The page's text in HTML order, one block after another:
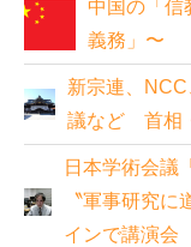
中国の「
義務」〜
新宗連、
議など 首相
日本学術会議
〝軍事研究
インで講演会